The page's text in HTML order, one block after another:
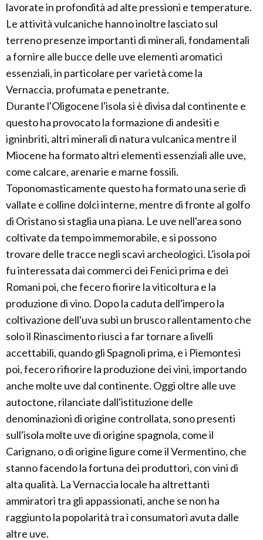
lavorate in profondità ad alte pressioni e temperature.
Le attività vulcaniche hanno inoltre lasciato sul
terreno presenze importanti di minerali, fondamentali
a fornire alle bucce delle uve elementi aromatici
essenziali, in particolare per varietà come la
Vernaccia, profumata e penetrante.
Durante l'Oligocene l'isola si è divisa dal continente e
questo ha provocato la formazione di andesiti e
igninbriti, altri minerali di natura vulcanica mentre il
Miocene ha formato altri elementi essenziali alle uve,
come calcare, arenarie e marne fossili.
Toponomasticamente questo ha formato una serie di
vallate e colline dolci interne, mentre di fronte al golfo
di Oristano si staglia una piana. Le uve nell'area sono
coltivate da tempo immemorabile, e si possono
trovare delle tracce negli scavi archeologici. L'isola poi
fu interessata dai commerci dei Fenici prima e dei
Romani poi, che fecero fiorire la viticoltura e la
produzione di vino. Dopo la caduta dell'impero la
coltivazione dell'uva subì un brusco rallentamento che
solo il Rinascimento riuscì a far tornare a livelli
accettabili, quando gli Spagnoli prima, e i Piemontesi
poi, fecero rifiorire la produzione dei vini, importando
anche molte uve dal continente. Oggi oltre alle uve
autoctone, rilanciate dall'istituzione delle
denominazioni di origine controllata, sono presenti
sull'isola molte uve di origine spagnola, come il
Carignano, o di origine ligure come il Vermentino, che
stanno facendo la fortuna dei produttori, con vini di
alta qualità. La Vernaccia locale ha altrettanti
ammiratori tra gli appassionati, anche se non ha
raggiunto la popolarità tra i consumatori avuta dalle
altre uve.